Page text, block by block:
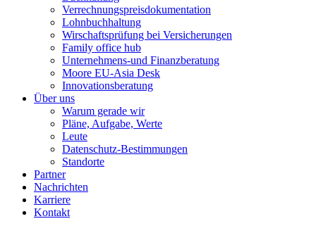
Verrechnungspreisdokumentation
Lohnbuchhaltung
Wirschaftsprüfung bei Versicherungen
Family office hub
Unternehmens-und Finanzberatung
Moore EU-Asia Desk
Innovationsberatung
Über uns
Warum gerade wir
Pläne, Aufgabe, Werte
Leute
Datenschutz-Bestimmungen
Standorte
Partner
Nachrichten
Karriere
Kontakt